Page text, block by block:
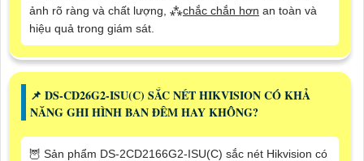
ảnh rõ ràng và chất lượng, ⁂chắc chắn hơn an toàn và
hiệu quả trong giám sát.
📌 DS-CD26G2-ISU(C) SẮC NÉT HIKVISION CÓ KHẢ
NĂNG GHI HÌNH BAN ĐÊM HAY KHÔNG?
🦉 Sản phẩm DS-2CD2166G2-ISU(C) sắc nét Hikvision có